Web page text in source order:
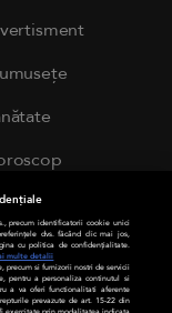
zilei
precum identificatorii cookie unici
dvs. făcând clic mai jos,
cu politica de confidențialitate.
multe detalii
si furnizorii nostri de servicii
pentru a personaliza continutul si
a va oferi functionalitati aferente
prevazute de art. 15-22 din